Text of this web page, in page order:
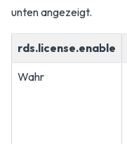
unten angezeigt.
rds.license.enable
Wahr